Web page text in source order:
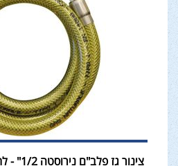
צינור גז פלב"ם נירוסטה 1/2" - לתקן אירופאי EN14800